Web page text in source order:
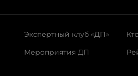
Экспертный клуб «ДП»
Мероприятия ДП